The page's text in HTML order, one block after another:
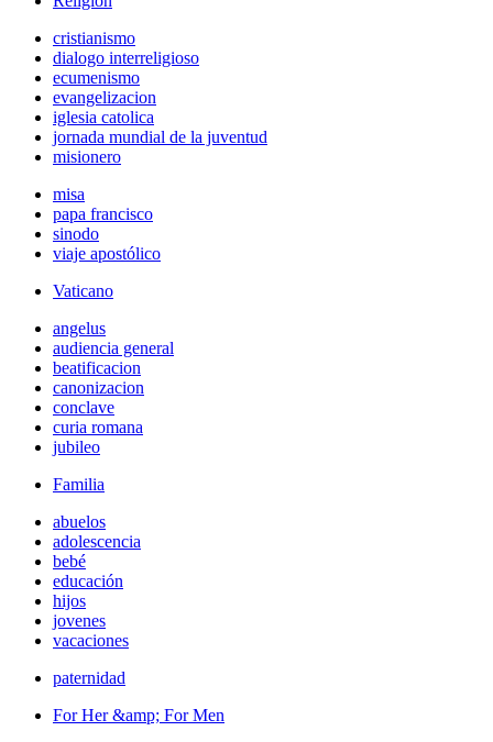
cristianismo
dialogo interreligioso
ecumenismo
evangelizacion
iglesia catolica
jornada mundial de la juventud
misionero
misa
papa francisco
sinodo
viaje apostólico
Vaticano
angelus
audiencia general
beatificacion
canonizacion
conclave
curia romana
jubileo
Familia
abuelos
adolescencia
bebé
educación
hijos
jovenes
vacaciones
paternidad
For Her &amp; For Men